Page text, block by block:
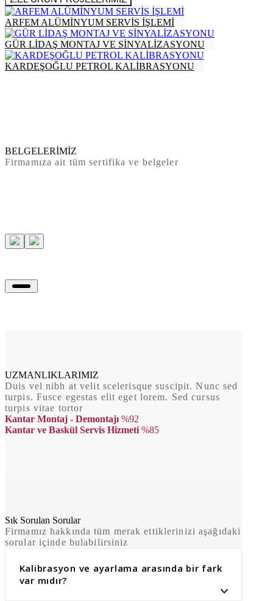
ARFEM ALÜMİNYUM SERVİS İŞLEMİ
GÜR LİDAŞ MONTAJ VE SİNYALİZASYONU
KARDEŞOĞLU PETROL KALİBRASYONU
BELGELERİMİZ
Firmamıza ait tüm sertifika ve belgeler
UZMANLIKLARIMIZ
Duis vel nibh at velit scelerisque suscipit. Nunc sed
turpis. Fusce egestas elit eget lorem. Sed cursus
turpis vitae tortor
Kantar Montaj - Demontajı %92
Kantar ve Baskül Servis Hizmeti %85
Sık Sorulan Sorular
Firmamız hakkında tüm merak ettiklerinizi aşağıdaki
sorular içinde bulabilirsiniz
Kalibrasyon ve ayarlama arasında bir fark
var mıdır?